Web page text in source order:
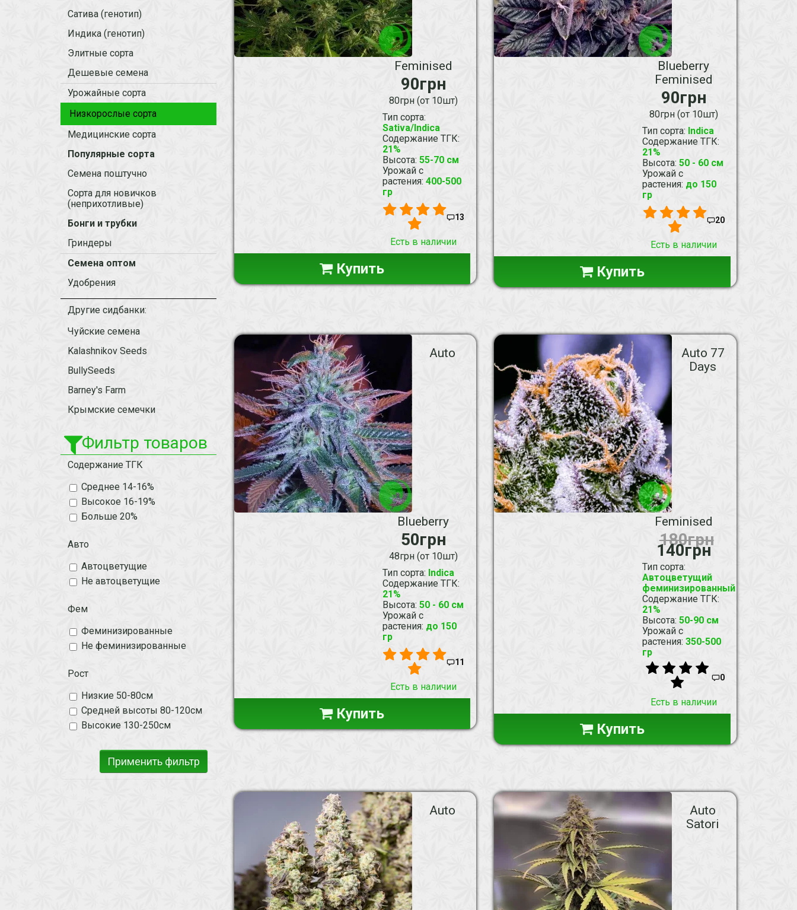
Сатива (генотип)
Индика (генотип)
Элитные сорта
Дешевые семена
Урожайные сорта
Низкорослые сорта
Медицинские сорта
Популярные сорта
Семена поштучно
Сорта для новичков
(неприхотливые)
Бонги и трубки
Гриндеры
Семена оптом
Удобрения
Другие сидбанки:
Чуйские семена
Kalashnikov Seeds
BullySeeds
Barney's Farm
Крымские семечки
Фильтр товаров
Содержание ТГК
Среднее 14-16%
Высокое 16-19%
Больше 20%
Авто
Автоцветущие
Не автоцветущие
Фем
Феминизированные
Не феминизированные
Рост
Низкие 50-80см
Средней высоты 80-120см
Высокие 130-250см
Применить фильтр
Feminised
90грн
80грн (от 10шт)
Тип сорта:
Sativa/Indica
Содержание ТГК:
21%
Высота: 55-70 см
Урожай с
растения: 400-500
гр
13
Есть в наличии
Купить
Blueberry
Feminised
90грн
80грн (от 10шт)
Тип сорта: Indica
Содержание ТГК:
21%
Высота:50 - 60 см
Урожай с
растения: до 150
гр
20
Есть в наличии
Купить
Auto
Blueberry
50грн
48грн (от 10шт)
Тип сорта: Indica
Содержание ТГК:
21%
Высота: 50 - 60 см
Урожай с
растения: до 150
гр
11
Есть в наличии
Купить
Auto 77
Days
Feminised
180грн
140грн
Тип сорта:
Автоцветущий
феминизированный
Содержание ТГК:
21%
Высота:50-90 см
Урожай с
растения:350-500
гр
0
Есть в наличии
Купить
Auto
Auto
Satori